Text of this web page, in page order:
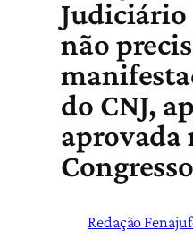
Judiciário
não
do CNJ,
aprovada
Congresso
Redação